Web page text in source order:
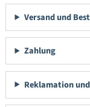
Versand und
Zahlung
Reklamation